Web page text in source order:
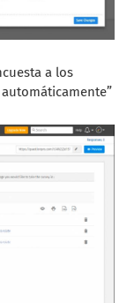
a los